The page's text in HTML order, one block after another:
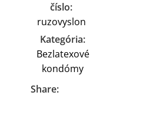
číslo:
ruzovyslon
Kategória:
Bezlatexové
kondómy
Share: